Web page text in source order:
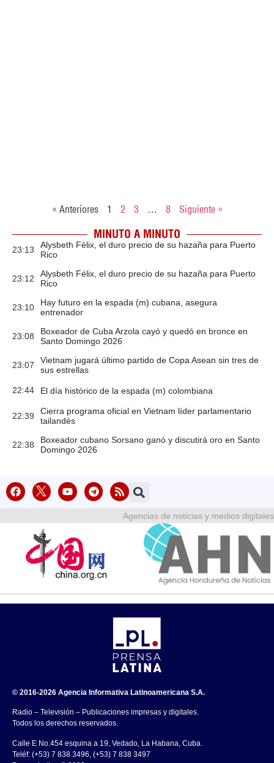
« Anteriores 1 2 3 … 8 Siguiente »
MINUTO A MINUTO
23:13
Alysbeth Félix, el duro precio de su hazaña para Puerto
Rico
23:12
Alysbeth Félix, el duro precio de su hazaña para Puerto
Rico
23:10
Hay futuro en la espada (m) cubana, asegura
entrenador
23:08
Boxeador de Cuba Arzola cayó y quedó en bronce en
Santo Domingo 2026
23:07
Vietnam jugará último partido de Copa Asean sin tres de
sus estrellas
22:44 El día histórico de la espada (m) colombiana
22:39
Cierra programa oficial en Vietnam líder parlamentario
tailandés
22:38
Boxeador cubano Sorsano ganó y discutirá oro en Santo
Domingo 2026
Agencias de noticias y medios digitales
© 2016-2026 Agencia Informativa Latinoamericana S.A.
Radio – Televisión – Publicaciones impresas y digitales.
Todos los derechos reservados.
Calle E No.454 esquina a 19, Vedado, La Habana, Cuba.
Teléf: (+53) 7 838 3496, (+53) 7 838 3497